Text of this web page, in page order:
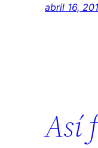
abril 16,
Así